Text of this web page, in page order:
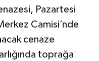
Pazartesi
Camisi’nde
cenaze
toprağa